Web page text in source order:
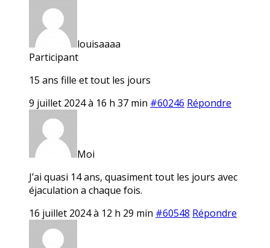
louisaaaa
Participant
15 ans fille et tout les jours
9 juillet 2024 à 16 h 37 min #60246 Répondre
Moi
J’ai quasi 14 ans, quasiment tout les jours avec
éjaculation a chaque fois.
16 juillet 2024 à 12 h 29 min #60548 Répondre